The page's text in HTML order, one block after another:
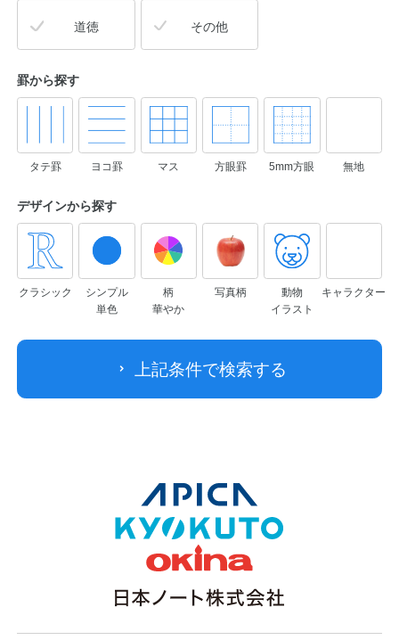
道徳 その他
罫から探す
タテ罫 ヨコ罫 マス 方眼罫 5mm方眼 無地
デザインから探す
クラシック
シンプル
単色
柄
華やか
写真柄
動物
イラスト
キャラクター
上記条件で検索する